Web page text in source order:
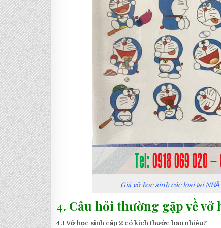
Giá vở học sinh các loại tại
4. Câu hỏi thường gặp về vở
4.1 Vở học sinh cấp 2 có kích thước bao nhiêu?